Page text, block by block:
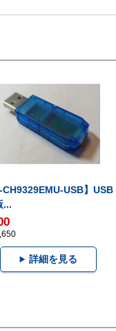
CH9329EMU-USB】USB
...
詳細を見る